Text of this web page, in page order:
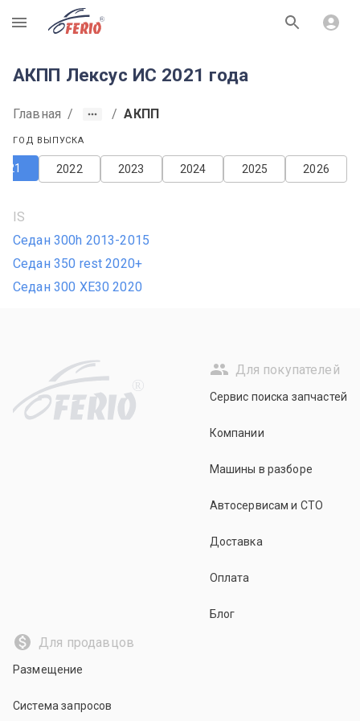
R
АКПП Лексус ИС 2021 года
Главная / / АКПП
ГОД ВЫПУСКА
2026
2025
2024
2023
2022
IS
Седан 300h 2013-2015
Седан 350 rest 2020+
Седан 300 XE30 2020
R
Для покупателей
Сервис поиска запчастей
Компании
Машины в разборе
Автосервисам и СТО
Доставка
Оплата
Блог
Для продавцов
Размещение
Система запросов